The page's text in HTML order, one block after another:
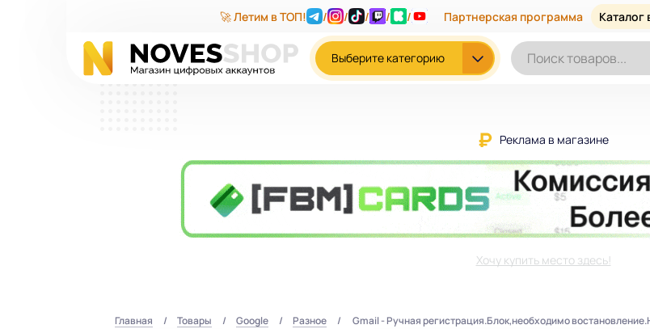
🚀 Летим в ТОП! / / / / / Партнерская программа Каталог
Выберите категорию
Реклама в магазине
Хочу купить место здесь!
Главная Товары Google Разное Gmail - Ручная регистрация.Блок,необходимо